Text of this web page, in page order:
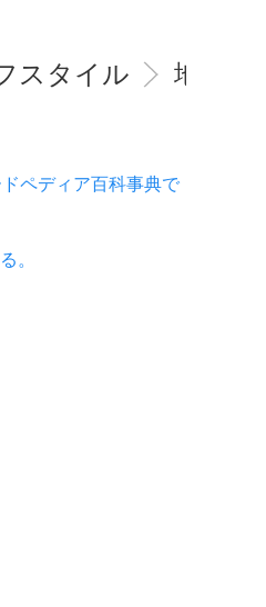
スタイル 地域情
ペディア百科事典で
。